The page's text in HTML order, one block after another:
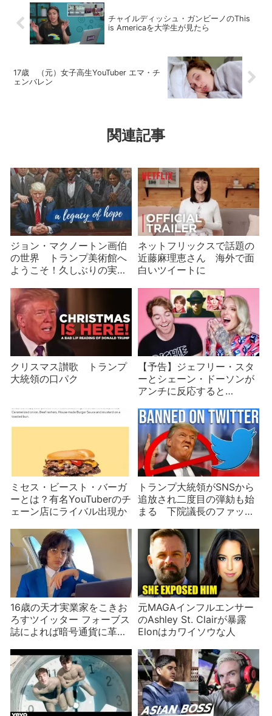
チャイルディッシュ・ガンビーノのThis
is Americaを大学生が見たら
17歳 （元）女子高生YouTuber エマ・チ
ェンバレン
関連記事
ジョン・マクノートン画伯
の世界 トランプ美術館へ
ようこそ！久しぶりの実家
ネットフリックスで話題の
近藤麻理恵さん 海外で面
白いツイートに
クリスマス讃歌 トランプ
大統領の口パク
【予告】ジェフリー・スタ
ーとシェーン・ドーソンが
アンチに反応すると…
ミセス・ビースト・バーガ
ーとは？有名YouTuberのチ
ェーン店にライバル出現か
トランプ大統領がSNSから
追放され二度目の弾劾も始
まる 下院議長のファッシ
16歳の天才実業家をこきお
ろすツイッター フォーブス
誌によれば暗号通貨に革命
元MAGAインフルエンサー
のAshley St. Clairが暴露
Elonはカワイソウな人